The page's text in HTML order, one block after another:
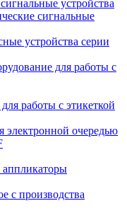
устройства
сигнальные
устройства серии
для работы с
работы с этикеткой
электронной очередью
с производства